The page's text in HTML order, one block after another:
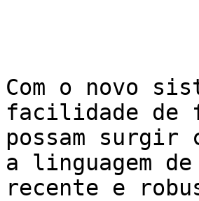
Com o novo
facilidade de
possam surgir
a linguagem
recente e